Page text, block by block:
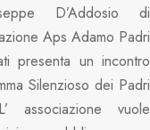
D’Addosio di
Aps Adamo Padri
presenta un incontro
Silenzioso dei Padri
vuole